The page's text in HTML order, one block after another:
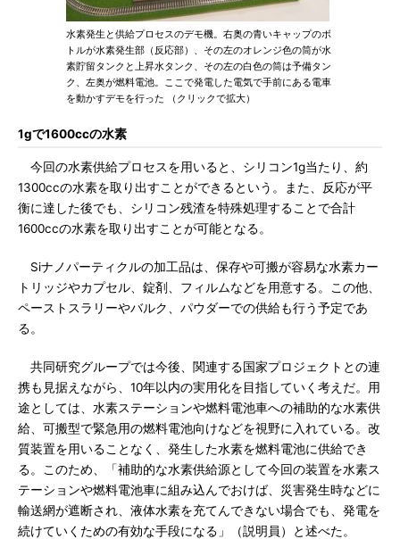
水素発生と供給プロセスのデモ機。右奥の青いキャップのボ
トルが水素発生部（反応部）、その左のオレンジ色の筒が水
素貯留タンクと上昇水タンク、その左の白色の筒は予備タン
ク、左奥が燃料電池。ここで発電した電気で手前にある電車
を動かすデモを行った （クリックで拡大）
1gで1600ccの水素
今回の水素供給プロセスを用いると、シリコン1g当たり、約
1300ccの水素を取り出すことができるという。また、反応が平
衡に達した後でも、シリコン残渣を特殊処理することで合計
1600ccの水素を取り出すことが可能となる。
Siナノパーティクルの加工品は、保存や可搬が容易な水素カー
トリッジやカプセル、錠剤、フィルムなどを用意する。この他、
ペーストスラリーやバルク、パウダーでの供給も行う予定であ
る。
共同研究グループでは今後、関連する国家プロジェクトとの連
携も見据えながら、10年以内の実用化を目指していく考えだ。用
途としては、水素ステーションや燃料電池車への補助的な水素供
給、可搬型で緊急用の燃料電池向けなどを視野に入れている。改
質装置を用いることなく、発生した水素を燃料電池に供給でき
る。このため、「補助的な水素供給源として今回の装置を水素ス
テーションや燃料電池車に組み込んでおけば、災害発生時などに
輸送網が遮断され、液体水素を充てんできない場合でも、発電を
続けていくための有効な手段になる」（説明員）と述べた。